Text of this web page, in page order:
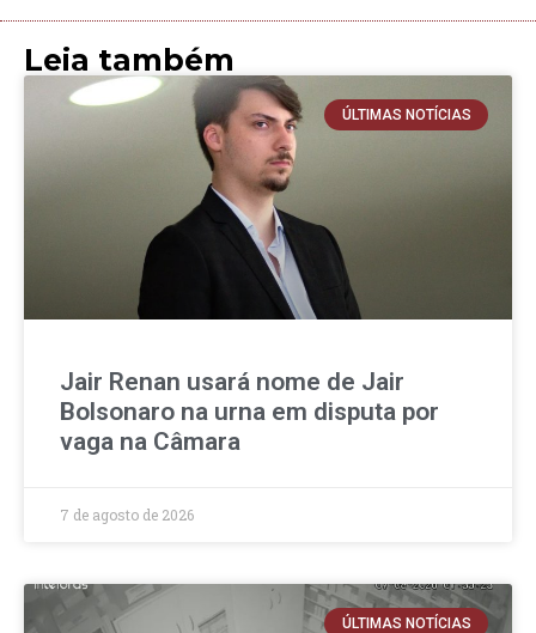
Leia também
ÚLTIMAS NOTÍCIAS
Jair Renan usará nome de Jair
Bolsonaro na urna em disputa por
vaga na Câmara
7 de agosto de 2026
ÚLTIMAS NOTÍCIAS